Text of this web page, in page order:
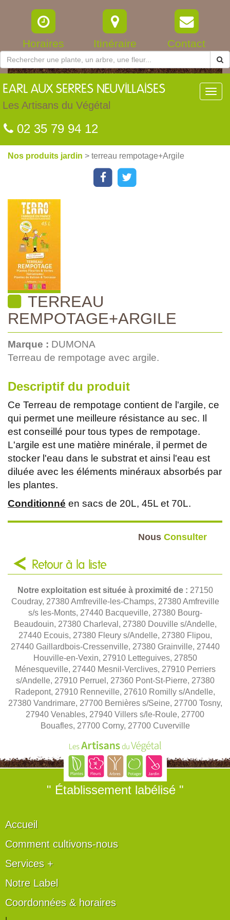
Horaires Itinéraire Contact
EARL AUX SERRES NEUVILLAISES
Les Artisans du Végétal
02 35 79 94 12
Nos produits jardin > terreau rempotage+Argile
TERREAU
REMPOTAGE+ARGILE
Marque : DUMONA
Terreau de rempotage avec argile.
Descriptif du produit
Ce Terreau de rempotage contient de l'argile, ce
qui permet une meilleure résistance au sec. Il
est conseillé pour tous types de rempotage.
L'argile est une matière minérale, il permet de
stocker l'eau dans le substrat et ainsi l'eau est
diluée avec les éléments minéraux absorbés par
les plantes.
Conditionné en sacs de 20L, 45L et 70L.
Nous Consulter
Retour à la liste
Notre exploitation est située à proximité de : 27150
Coudray, 27380 Amfreville-les-Champs, 27380 Amfreville
s/s les-Monts, 27440 Bacqueville, 27380 Bourg-
Beaudouin, 27380 Charleval, 27380 Douville s/Andelle,
27440 Ecouis, 27380 Fleury s/Andelle, 27380 Flipou,
27440 Gaillardbois-Cressenville, 27380 Grainville, 27440
Houville-en-Vexin, 27910 Letteguives, 27850
Ménesqueville, 27440 Mesnil-Verclives, 27910 Perriers
s/Andelle, 27910 Perruel, 27360 Pont-St-Pierre, 27380
Radepont, 27910 Renneville, 27610 Romilly s/Andelle,
27380 Vandrimare, 27700 Bernières s/Seine, 27700 Tosny,
27940 Venables, 27940 Villers s/le-Roule, 27700
Bouafles, 27700 Corny, 27700 Cuverville
" Établissement labélisé "
Accueil
Comment cultivons-nous
Services +
Notre Label
Coordonnées & horaires